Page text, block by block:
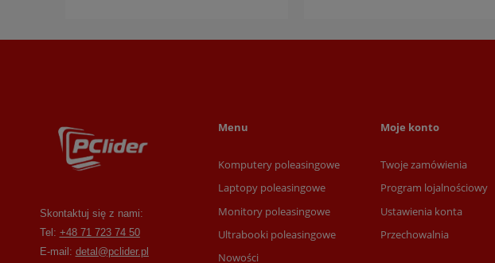
Menu
Komputery poleasingowe
Laptopy poleasingowe
Monitory poleasingowe
Ultrabooki poleasingowe
Nowości
Moje konto
Twoje zamówienia
Program lojalnościowy
Ustawienia konta
Przechowalnia
Skontaktuj się z nami:
Tel: +48 71 723 74 50
E-mail: detal@pclider.pl